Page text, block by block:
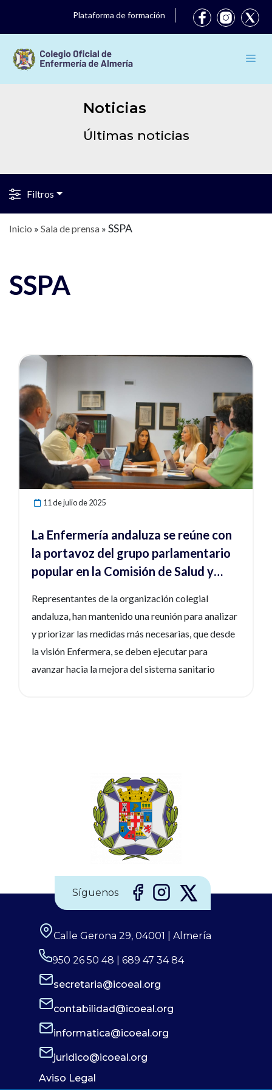
Plataforma de formación
Noticias
Últimas noticias
Filtros
Inicio » Sala de prensa » SSPA
SSPA
11 de julio de 2025
La Enfermería andaluza se reúne con
la portavoz del grupo parlamentario
popular en la Comisión de Salud y
fortalezcan y sostengan el SSPA
Representantes de la organización colegial
andaluza, han mantenido una reunión para analizar
y priorizar las medidas más necesarias, que desde
la visión Enfermera, se deben ejecutar para
avanzar hacia la mejora del sistema sanitario
Ver noticia
Síguenos
Calle Gerona 29, 04001 | Almería
950 26 50 48 | 689 47 34 84
secretaria@icoeal.org
contabilidad@icoeal.org
informatica@icoeal.org
juridico@icoeal.org
Aviso Legal